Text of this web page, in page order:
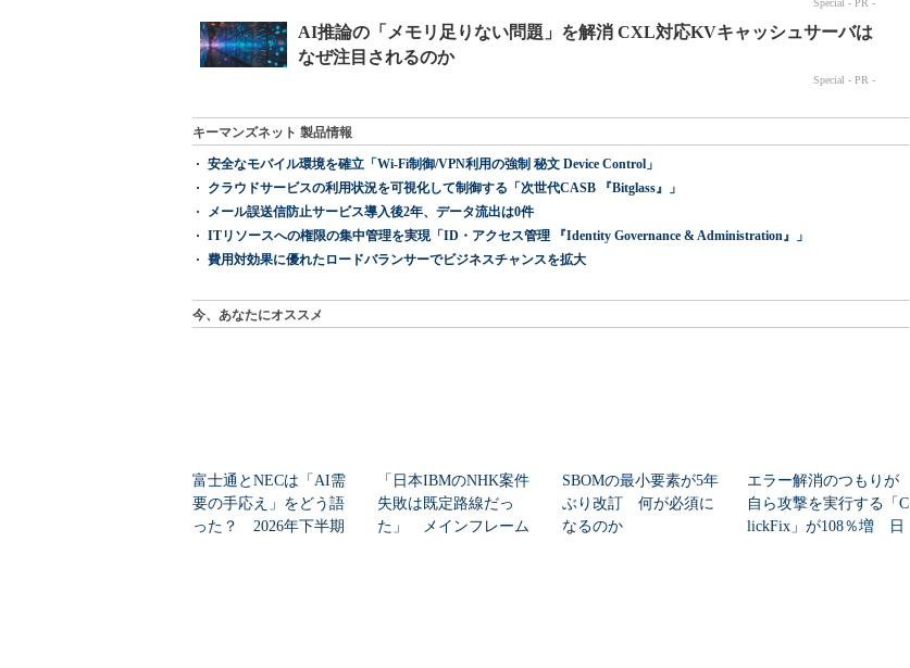
キーマンズネット 製品情報
安全なモバイル環境を確立「Wi-Fi制御/VPN利用の強制 秘文 Device Control」
クラウドサービスの利用状況を可視化して制御する「次世代CASB 『Bitglass』」
メール誤送信防止サービス導入後2年、データ流出は0件
ITリソースへの権限の集中管理を実現「ID・アクセス管理 『Identity Governance & Administration』」
費用対効果に優れたロードバランサーでビジネスチャンスを拡大
今、あなたにオススメ
富士通とNECは「AI需
要の手応え」をどう語
った？ 2026年下半期
「日本IBMのNHK案件
失敗は既定路線だっ
た」 メインフレーム
SBOMの最小要素が5年
ぶり改訂 何が必須に
なるのか
エラー解消のつもりが
自ら攻撃を実行する「C
lickFix」が108％増 日